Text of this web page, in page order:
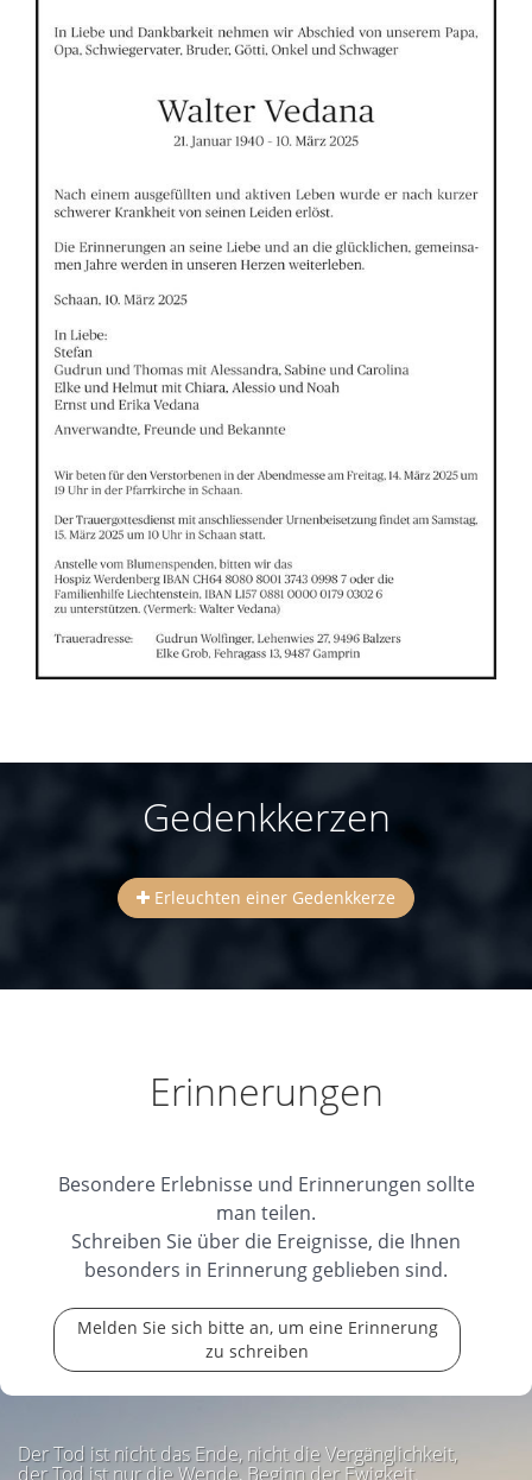
Gedenkkerzen
Erleuchten einer Gedenkkerze
Erinnerungen
Besondere Erlebnisse und Erinnerungen sollte
man teilen.
Schreiben Sie über die Ereignisse, die Ihnen
besonders in Erinnerung geblieben sind.
Melden Sie sich bitte an, um eine Erinnerung
zu schreiben
Der Tod ist nicht das Ende, nicht die Vergänglichkeit,
der Tod ist nur die Wende, Beginn der Ewigkeit.